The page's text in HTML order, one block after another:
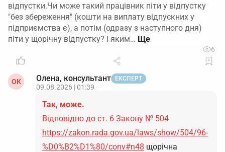
відпустки.Чи може такий працівник піти у відпустку
"без збереження" (кошти на виплату відпускних у
підприємства є), а потім (одразу з наступного дня)
піти у щорічну відпустку? І яким…
6
ОК Олена, консультант ЕКСПЕРТ
09.08.2026 | 01:39
Так, може.
Відповідно до ст. 6 Закону № 504
https://zakon.rada.gov.ua/laws/show/504/96-
%D0%B2%D1%80/conv#n48 щорічна